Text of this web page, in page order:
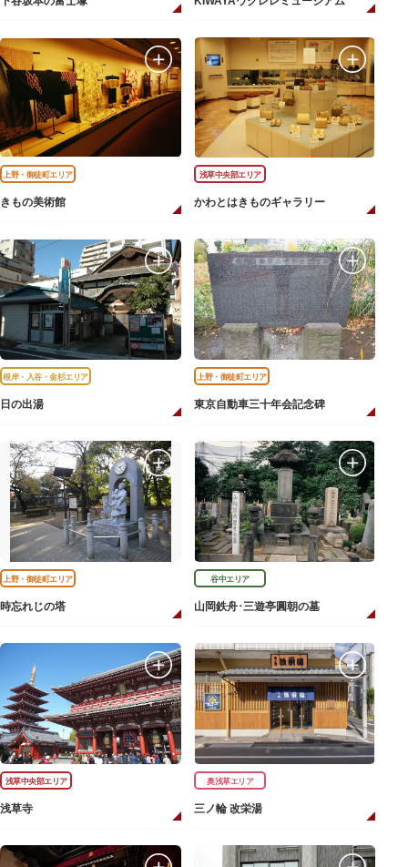
上野・御徒町エリア
きもの美術館
浅草中央部エリア
かわとはきものギャラリー
根岸・入谷・金杉エリア
日の出湯
上野・御徒町エリア
東京自動車三十年会記念碑
上野・御徒町エリア
時忘れじの塔
谷中エリア
山岡鉄舟･三遊亭圓朝の墓
浅草中央部エリア
浅草寺
奥浅草エリア
三ノ輪 改栄湯